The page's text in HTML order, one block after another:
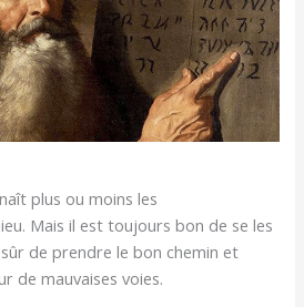
plus ou moins les
Mais il est toujours bon de se les
de prendre le bon chemin et
de mauvaises voies.